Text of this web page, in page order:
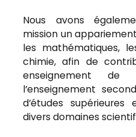
Nous avons
mission un
les mathématiques,
chimie, afin de
enseignement de
l’enseignement
d’études
divers domaines